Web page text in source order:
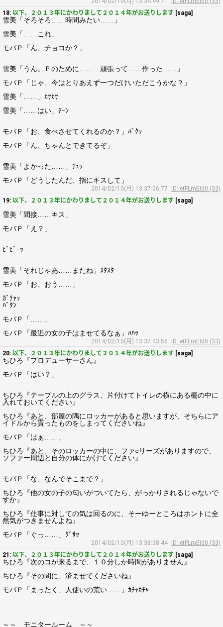
18: 以下、２０１３年にかわりまして２０１４年がお送りします [saga]
雪美「そろそろ……時間みたい……」
雪美「……これ」
モバＰ「ん、チョコか？」
雪美「うん。Ｐのために…… 頑張って……作った……」
モバＰ「じゃ、今はとりあえず一つだけいただこうかな？」
雪美「……」ｶｻｶｻ
雪美「……はい」ｱｰﾝ
モバＰ「お、食べさせてくれるのか？」ﾊﾟｸｯ
モバＰ「ん、ちゃんとできてるぞ」
雪美「よかった……」ﾁｭｯ
モバＰ「どうしたんだ、指にキスして」
2014/02/10(月) 13:37:06.77
ID: etFLmEId0 (33)
19: 以下、２０１３年にかわりまして２０１４年がお送りします [saga]
雪美「間接……キス」
モバＰ「え？」
ﾋﾟﾋﾟｰｯ
雪美「それじゃあ……またね」ｽﾀｽﾀ
モバＰ「お、おう……」
ｶﾞﾁｬｯ
ﾊﾞﾀﾝ
モバＰ「……」
モバＰ「最近の女の子はませてるなぁ」ﾊﾊｯ
2014/02/10(月) 13:37:43.56
ID: etFLmEId0 (33)
20: 以下、２０１３年にかわりまして２０１４年がお送りします [saga]
ちひろ『プロデューサーさん』
モバＰ「はい？」
ちひろ『テーブルの上のグラス、片付けてトイレの横にある棚の中に
入れておいてください』
ちひろ『あと、部屋の隅にロッカーがあると思いますが、そちらにア
イドルから貰ったものをしまってくださいね』
モバＰ「はぁ……」
ちひろ『あと、そのロッカーの中に、ファ○リーズがありますので、
ソファー周辺と自分の体にかけてください』
モバＰ「な、なんでそこまで？」
ちひろ『他の女の子の匂いがついてたら、がっかりされるじゃないで
すか』
ちひろ『仕事に対しての気は回るのに、そーゆーところはホントに全
然気がつきませんよね』
モバＰ「ぐっ……」ｸﾞｻｯ
2014/02/10(月) 13:38:38.44
ID: etFLmEId0 (33)
21: 以下、２０１３年にかわりまして２０１４年がお送りします [saga]
ちひろ『次のコが来るまで、１０分しか時間がありません』
ちひろ『その間に、済ませてくださいね』
モバＰ「まったく、人使いの荒い……」ｶﾁｬｶﾁｬ
～～ モニタールーム ～～